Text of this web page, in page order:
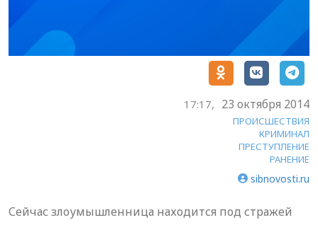
17:17, 23 октября 2014
ПРОИСШЕСТВИЯ
КРИМИНАЛ
ПРЕСТУПЛЕНИЕ
РАНЕНИЕ
sibnovosti.ru
Сейчас злоумышленница находится под стражей